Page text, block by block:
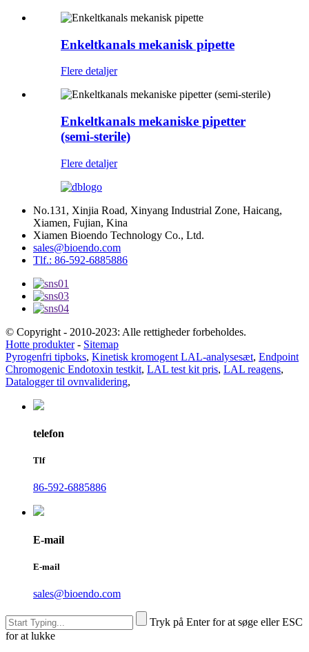
Enkeltkanals mekanisk pipette
Flere detaljer
Enkeltkanals mekaniske pipetter
(semi-sterile)
Flere detaljer
No.131, Xinjia Road, Xinyang Industrial Zone, Haicang,
Xiamen, Fujian, Kina
Xiamen Bioendo Technology Co., Ltd.
sales@bioendo.com
Tlf.: 86-592-6885886
© Copyright - 2010-2023: Alle rettigheder forbeholdes.
Hotte produkter- Sitemap
Pyrogenfri tipboks, Kinetisk kromogent LAL-analysesæt, Endpoint
Chromogenic Endotoxin testkit, LAL test kit pris, LAL reagens,
Datalogger til ovnvalidering,
telefon
Tlf
86-592-6885886
E-mail
E-mail
sales@bioendo.com
Tryk på Enter for at søge eller ESC
for at lukke